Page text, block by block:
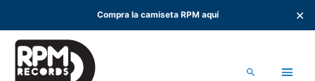
Compra la camiseta RPM aquí ✕
contenido
Buscar